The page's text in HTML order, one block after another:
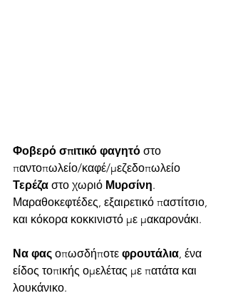
Φοβερό σπιτικό φαγητό στο
παντοπωλείο/καφέ/μεζεδοπωλείο
Τερέζα στο χωριό Μυρσίνη.
Μαραθοκεφτέδες, εξαιρετικό παστίτσιο,
και κόκορα κοκκινιστό με μακαρονάκι.
Να φας οπωσδήποτε φρουτάλια, ένα
είδος τοπικής ομελέτας με πατάτα και
λουκάνικο.